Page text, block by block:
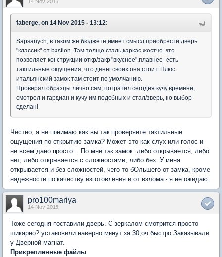
14 Nov 2015
faberge, on 14 Nov 2015 - 13:12:
Sapsanych, в таком же бюджете,имеет смысл приобрести дверь
"классик" от bastion. Там толще сталь,каркас жестче..что
позволяет конструкции откр/закр "вкуснее",плавнее- есть
тактильные ощущения, что денег своих она стоит. Плюс
итальянский замок там стоит по умолчанию.
Проверял образцы лично сам, потратил сегодня кучу времени,
смотрел и гардиан и кучу им подобных и стал/зверь, но выбор
сделан!
Честно, я не понимаю как вы так проверяете тактильные
ощущения по открытию замка? Может это как слух или голос и
не всем дано просто... По мне так замок либо открывается, либо
нет, либо открывается с сложностями, либо без. У меня
открывается и без сложностей, чего-то бОльшего от замка, кроме
надежности по качеству изготовления и от взлома - я не ожидаю.
pro100mariya
14 Nov 2015
Тоже сегодня поставили дверь. С зеркалом смотрится просто
шикарно? установили наверно минут за 30,оч быстро.Заказывали
у Дверной магнат.
Прикрепленные файлы